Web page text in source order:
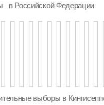
в Российской Федерации
выборы в